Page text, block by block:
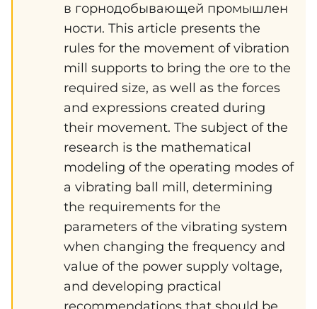
в горнодобывающей промышлен
ности. This article presents the
rules for the movement of vibration
mill supports to bring the ore to the
required size, as well as the forces
and expressions created during
their movement. The subject of the
research is the mathematical
modeling of the operating modes of
a vibrating ball mill, determining
the requirements for the
parameters of the vibrating system
when changing the frequency and
value of the power supply voltage,
and developing practical